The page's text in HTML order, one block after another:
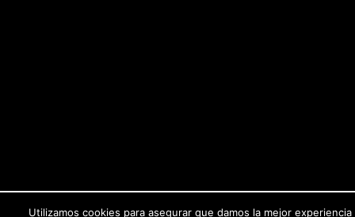
Utilizamos cookies para asegurar que damos la mejor